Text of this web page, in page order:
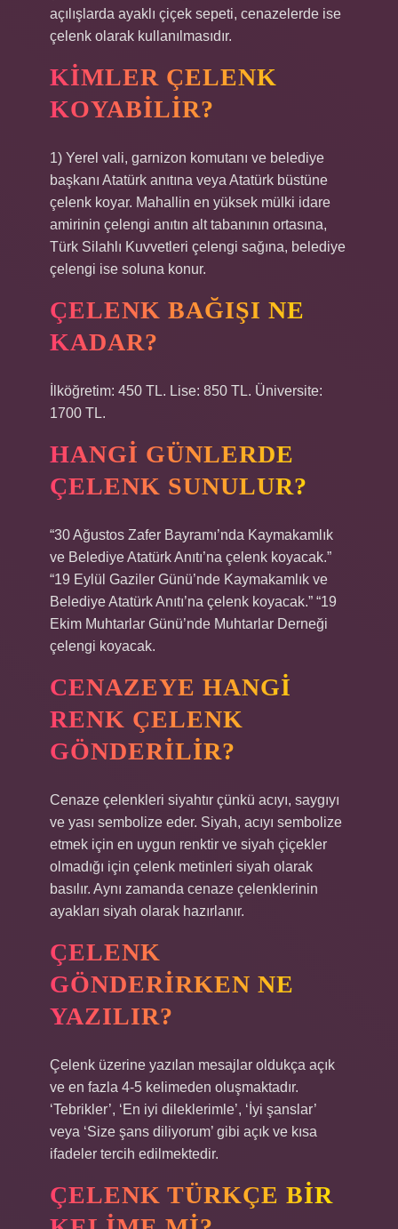
açılışlarda ayaklı çiçek sepeti, cenazelerde ise
çelenk olarak kullanılmasıdır.
KIMLER ÇELENK
KOYABILIR?
1) Yerel vali, garnizon komutanı ve belediye
başkanı Atatürk anıtına veya Atatürk büstüne
çelenk koyar. Mahallin en yüksek mülki idare
amirinin çelengi anıtın alt tabanının ortasına,
Türk Silahlı Kuvvetleri çelengi sağına, belediye
çelengi ise soluna konur.
ÇELENK BAĞIŞI NE
KADAR?
İlköğretim: 450 TL. Lise: 850 TL. Üniversite:
1700 TL.
HANGI GÜNLERDE
ÇELENK SUNULUR?
“30 Ağustos Zafer Bayramı’nda Kaymakamlık
ve Belediye Atatürk Anıtı’na çelenk koyacak.”
“19 Eylül Gaziler Günü’nde Kaymakamlık ve
Belediye Atatürk Anıtı’na çelenk koyacak.” “19
Ekim Muhtarlar Günü’nde Muhtarlar Derneği
çelengi koyacak.
CENAZEYE HANGI
RENK ÇELENK
GÖNDERILIR?
Cenaze çelenkleri siyahtır çünkü acıyı, saygıyı
ve yası sembolize eder. Siyah, acıyı sembolize
etmek için en uygun renktir ve siyah çiçekler
olmadığı için çelenk metinleri siyah olarak
basılır. Aynı zamanda cenaze çelenklerinin
ayakları siyah olarak hazırlanır.
ÇELENK
GÖNDERIRKEN NE
YAZILIR?
Çelenk üzerine yazılan mesajlar oldukça açık
ve en fazla 4-5 kelimeden oluşmaktadır.
‘Tebrikler’, ‘En iyi dileklerimle’, ‘İyi şanslar’
veya ‘Size şans diliyorum’ gibi açık ve kısa
ifadeler tercih edilmektedir.
ÇELENK TÜRKÇE BIR